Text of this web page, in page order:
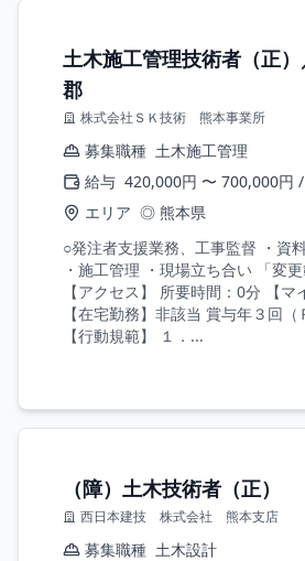
土木施工管理技術者（正
郡
株式会社ＳＫ技術 熊本事業所
募集職種 土木施工管理
給与 420,000円 〜 700,000円 /
エリア ◎ 熊本県
○発注者支援業務、工事監督 ・資
・施工管理 ・現場立ち合い 「変
【アクセス】 所要時間：0分 【マ
【在宅勤務】非該当 賞与年３回（
【行動規範】 １．...
（障）土木技術者（正）
西日本建技 株式会社 熊本支店
募集職種 土木設計